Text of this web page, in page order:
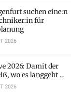
suchen eine:n
für
2026
2026: Damit der
wo es langgeht …
2026